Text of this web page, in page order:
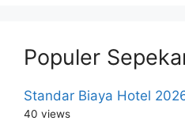
Populer
Standar Biaya Hotel
40 views